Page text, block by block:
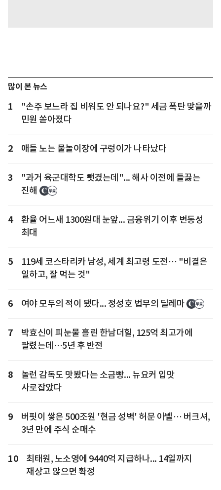
많이 본 뉴스
1
"손주 보느라 집 비워도 안 되나요?" 세금 폭탄 맞을까
민원 쏟아졌다
2 애들 노는 물놀이장에 구렁이가 나타났다
3
"과거 육군대학도 뺏겼는데"... 해사 이전에 들끓는
진해
4
환율 어느새 1300원대 눈앞... 금융위기 이후 변동성
최대
5
119세 코스타리카 남성, 세계 최고령 도전… "비결은
일하고, 잘 먹는 것"
6 여야 모두의 적이 됐다... 정성호 법무의 딜레마
7
박효신이 피눈물 흘린 한남더힐, 125억 최고가에
팔렸는데…5년 후 반전
8
놀런 감독도 맛봤다는 소금빵... 뉴요커 입맛
사로잡았다
9
버핏이 쌓은 500조원 '현금 성벽' 허문 아벨… 버크셔,
3년 만에 주식 순매수
10
최태원, 노소영에 9440억 지급하나... 14일까지
재상고 않으면 확정